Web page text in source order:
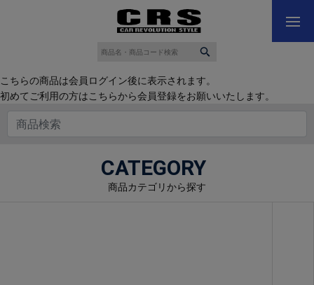
こちらの商品は会員ログイン後に表示されます。
初めてご利用の方はこちらから会員登録をお願いいたします。
CATEGORY
商品カテゴリから探す